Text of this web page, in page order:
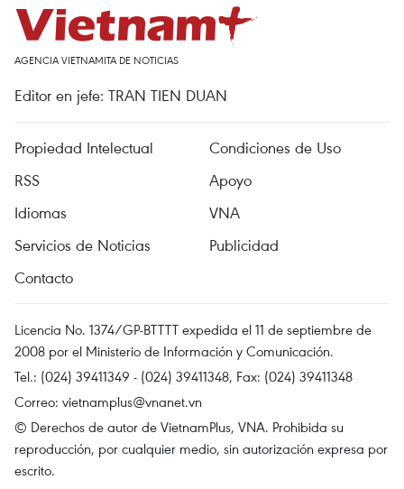
AGENCIA VIETNAMITA DE NOTICIAS
Editor en jefe: TRAN TIEN DUAN
Propiedad Intelectual
Condiciones de Uso
RSS
Apoyo
Idiomas
VNA
Servicios de Noticias
Publicidad
Contacto
Licencia No. 1374/GP-BTTTT expedida el 11 de septiembre de
2008 por el Ministerio de Información y Comunicación.
Tel.: (024) 39411349 - (024) 39411348, Fax: (024) 39411348
Correo: vietnamplus@vnanet.vn
© Derechos de autor de VietnamPlus, VNA. Prohibida su
reproducción, por cualquier medio, sin autorización expresa por
escrito.